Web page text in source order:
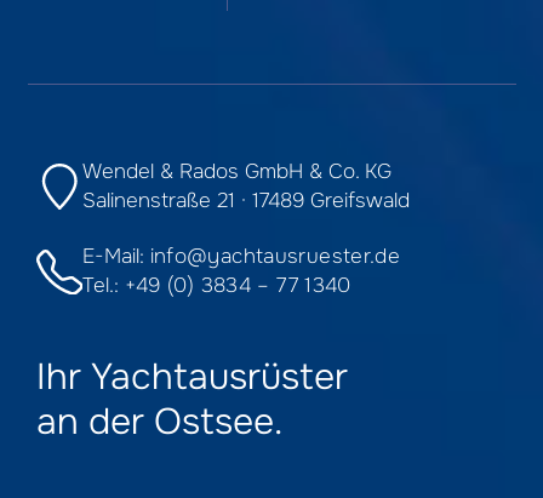
Wendel & Rados GmbH & Co. KG
Salinenstraße 21 · 17489 Greifswald
E-Mail: info@yachtausruester.de
Tel.: +49 (0) 3834 – 77 1340
Ihr Yachtausrüster
an der Ostsee.